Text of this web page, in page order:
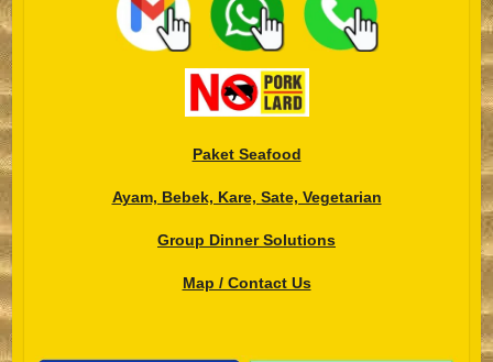
Paket Seafood
Ayam, Bebek, Kare, Sate, Vegetarian
Group Dinner Solutions
Map / Contact Us